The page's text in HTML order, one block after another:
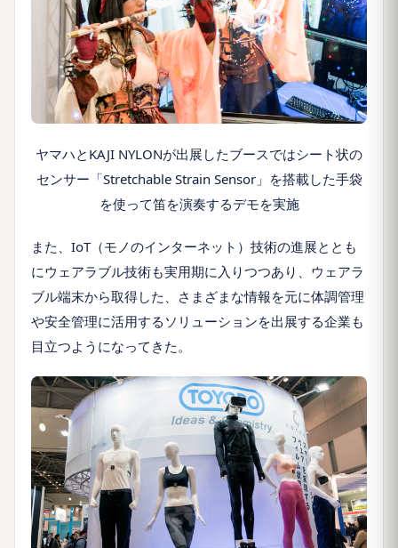
ヤマハとKAJI NYLONが出展したブースではシート状の
センサー「Stretchable Strain Sensor」を搭載した手袋
を使って笛を演奏するデモを実施
また、IoT（モノのインターネット）技術の進展ととも
にウェアラブル技術も実用期に入りつつあり、ウェアラ
ブル端末から取得した、さまざまな情報を元に体調管理
や安全管理に活用するソリューションを出展する企業も
目立つようになってきた。